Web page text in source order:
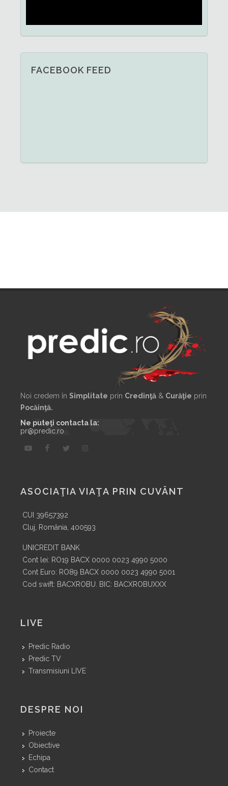
FACEBOOK FEED
Noi credem în Simplitate prin Credinţă & Curăţie prin
Pocăinţă.
Ne puteţi contacta la:
pr@predic.ro
ASOCIAŢIA VIAŢA PRIN CUVÂNT
CUI 39657392
Cluj, România, 400593
UNICREDIT BANK
Cont lei: RO19 BACX 0000 0023 4990 5000
Cont Euro: RO89 BACX 0000 0023 4990 5001
Cod swift: BACXROBU. BIC: BACXROBUXXX
LIVE
Predic Radio
Predic TV
Transmisiuni LIVE
DESPRE NOI
Proiecte
Obiective
Echipa
Contact